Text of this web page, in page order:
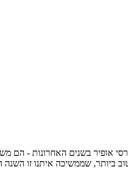
ביותר, שממשיכה איתנו זו